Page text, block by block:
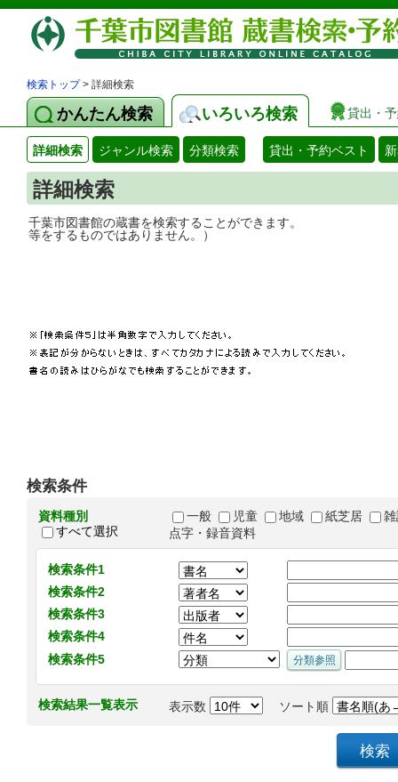
検索トップ> 詳細検索
かんたん検索 いろいろ検索 貸出・
詳細検索 ジャンル検索 分類検索 貸出・予約ベスト
詳細検索
千葉市図書館の蔵書を検索することがで
等をするものではありません。）
検索条件
資料種別
すべて選択
一般 児童 地域 紙芝居
点字・録音資料
検索条件1
検索条件2
検索条件3
検索条件4
検索条件5
検索結果一覧表示 表示数 ソート順